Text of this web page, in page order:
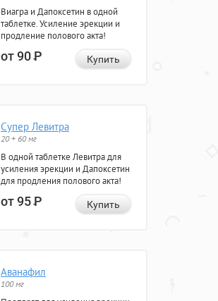
Виагра и Дапоксетин в одной
таблетке. Усиление эрекции и
продление полового акта!
от 90Р Купить
Супер Левитра
20 + 60 мг
В одной таблетке Левитра для
усиления эрекции и Дапоксетин
для продления полового акта!
от 95Р Купить
Аванафил
100 мг